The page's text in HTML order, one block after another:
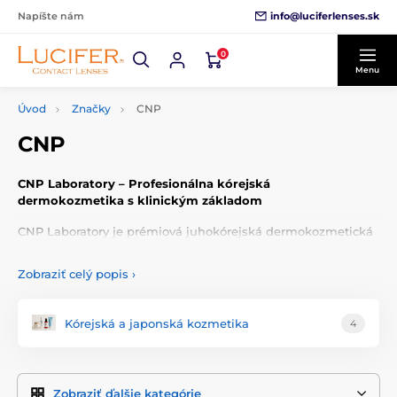
Napíšte nám info@luciferlenses.sk
0
Menu
Úvod Značky CNP
CNP
CNP Laboratory – Profesionálna kórejská
dermokozmetika s klinickým základom
CNP Laboratory je prémiová juhokórejská dermokozmetická
no zároveň jemné produkty, ktoré umožňujú profesionálnu
s dôrazom na skutočné potreby pokožky.
Značka CNP stojí na troch pilieroch: veda, bezpečnosť a
Zobraziť celý popis ›
Kórejská a japonská kozmetika 4
Zobraziť ďalšie kategórie